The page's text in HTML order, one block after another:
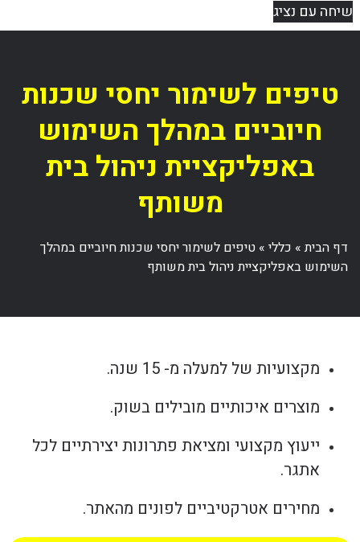
שיחה עם נציג
טיפים לשימור יחסי שכנות
חיוביים במהלך השימוש
באפליקציית ניהול בית
משותף
דף הבית» כללי» טיפים לשימור יחסי שכנות חיוביים במהלך
השימוש באפליקציית ניהול בית משותף
מקצועיות של למעלה מ- 15 שנה.
מוצרים איכותיים מובילים בשוק.
ייעוץ מקצועי ומציאת פתרונות יצירתיים לכל
אתגר.
מחירים אטרקטיביים לפונים מהאתר.